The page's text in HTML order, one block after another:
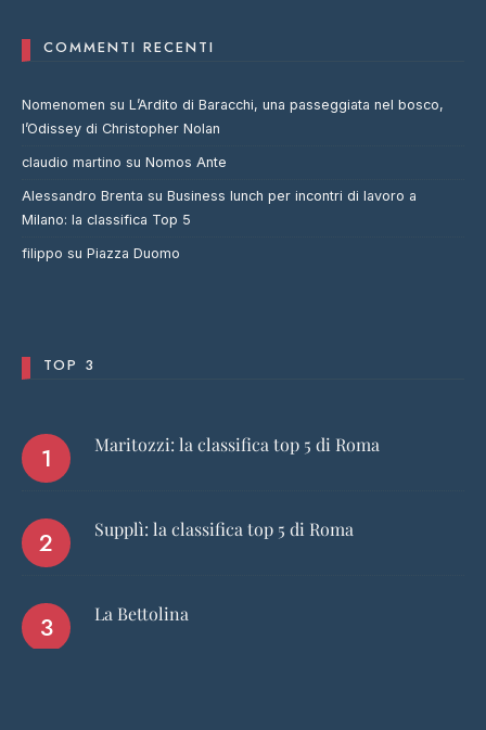
COMMENTI RECENTI
Nomenomen su L’Ardito di Baracchi, una passeggiata nel bosco,
l’Odissey di Christopher Nolan
claudio martino su Nomos Ante
Alessandro Brenta su Business lunch per incontri di lavoro a
Milano: la classifica Top 5
filippo su Piazza Duomo
TOP 3
Maritozzi: la classifica top 5 di Roma
Supplì: la classifica top 5 di Roma
La Bettolina